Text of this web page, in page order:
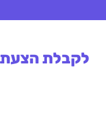
לקבלת הצעת